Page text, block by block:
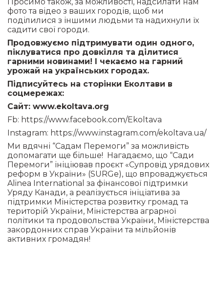
фото та відео з ваших городів, щоб ми
поділилися з іншими людьми та надихнули їх
садити свої городи.
Продовжуємо підтримувати один одного,
піклуватися про довкілля та ділитися
гарними новинами! І чекаємо на гарний
урожай на українських городах.
Підписуйтесь на сторінки Еколтави в
соцмережах:
Сайт: www.ekoltava.org
Fb: https://www.facebook.com/Ekoltava
Instagram: https://www.instagram.com/ekoltava.ua/
Ми вдячні “Садам Перемоги” за можливість
допомагати ще більше! Нагадаємо, що “Сади
Перемоги” ініціював проєкт «Супровід урядових
реформ в України» (SURGe), що впроваджується
Alinea International за фінансової підтримки
Уряду Канади, а реалізується ініціатива за
підтримки Міністерства розвитку громад та
територій України, Міністерства аграрної
політики та продовольства України, Міністерства
закордонних справ України та мільйонів
активних громадян!